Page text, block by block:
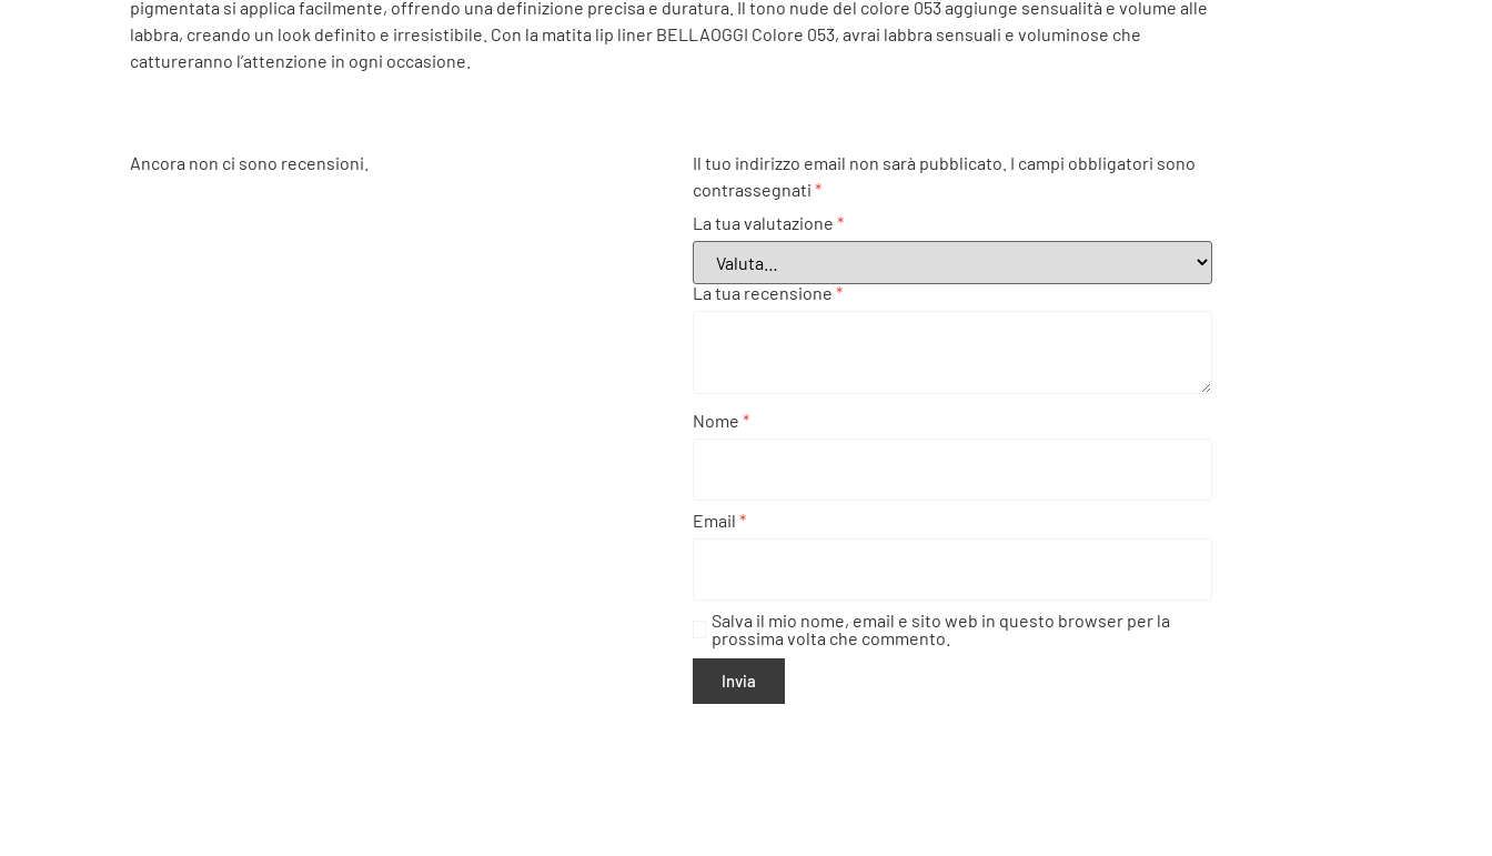
pigmentata si applica facilmente, offrendo una definizione precisa e duratura. Il tono nude del colore 053 aggiunge sensualità e volume alle
labbra, creando un look definito e irresistibile. Con la matita lip liner BELLAOGGI Colore 053, avrai labbra sensuali e voluminose che
cattureranno l’attenzione in ogni occasione.
Ancora non ci sono recensioni. Il tuo indirizzo email non sarà pubblicato. I campi obbligatori sono
contrassegnati *
La tua valutazione *
La tua recensione *
Nome *
Email *
Salva il mio nome, email e sito web in questo browser per la
prossima volta che commento.